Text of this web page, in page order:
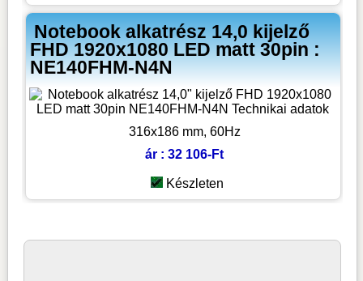
Notebook alkatrész 14,0 kijelző
FHD 1920x1080 LED matt 30pin :
NE140FHM-N4N
316x186 mm, 60Hz
ár : 32 106-Ft
Készleten